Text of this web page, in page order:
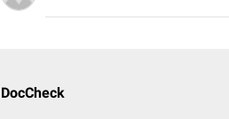
DocCheck